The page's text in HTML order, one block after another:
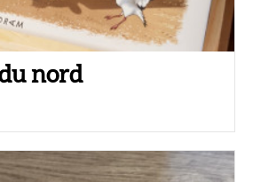
nord